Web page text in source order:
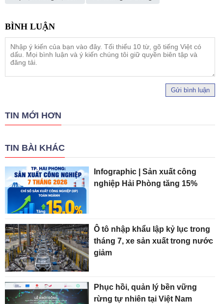
Gửi bình luận
TIN MỚI HƠN
TIN BÀI KHÁC
Infographic | Sản xuất công
nghiệp Hải Phòng tăng 15%
Ô tô nhập khẩu lập kỷ lục trong
tháng 7, xe sản xuất trong nước
giảm
Phục hồi, quản lý bền vững
rừng tự nhiên tại Việt Nam